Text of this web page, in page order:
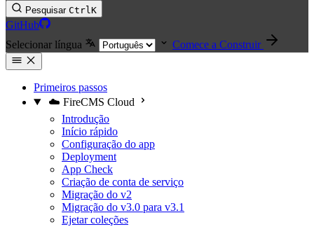
Pesquisar CtrlK
GitHub
Selecionar língua
Comece a Construir
Primeiros passos
☁️ FireCMS Cloud
Introdução
Início rápido
Configuração do app
Deployment
App Check
Criação de conta de serviço
Migração do v2
Migração do v3.0 para v3.1
Ejetar coleções